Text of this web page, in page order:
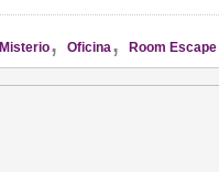
Misterio, Oficina, Room Escape